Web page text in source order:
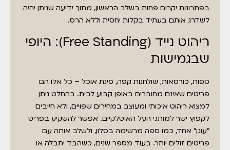
בפתרונות יקרים פחות בשלב הראשון, מתוך ידיעה שניתן יהיה
לשדרג אותם בעתיד בקלות יחסית וללא הרס.
ריהוט נייד (Free Standing): היופי
שבגמישות
ספות, כורסאות, שולחנות קפה, פינת אוכל – כל אלו הם
פריטים שאינם מחוברים באופן קבוע לבית. בהחלט ניתן
למצוא ריהוט איכותי ומעוצב במחירים שפויים, ולא חייבים
לקפוץ ישר למותגי העל האיטלקיים. אפשר להשקיע בפריט
"עוגן" אחד, כמו ספה מרשימה בסלון, ולשלב אותה עם
פריטים זולים יותר. בעוד מספר שנים, כשהבד יתבלה או